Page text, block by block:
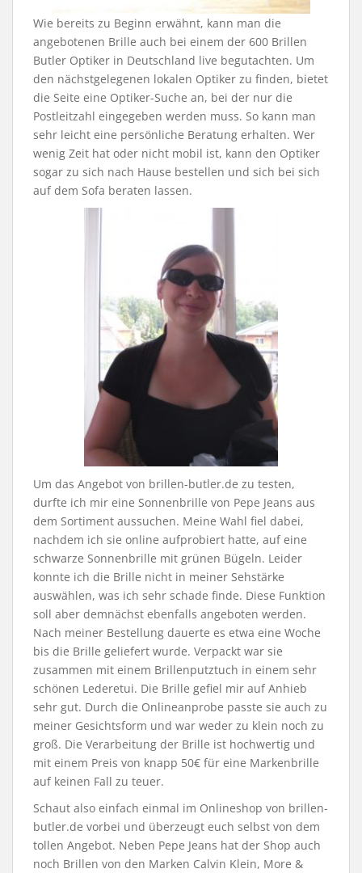
Wie bereits zu Beginn erwähnt, kann man die
angebotenen Brille auch bei einem der 600 Brillen
Butler Optiker in Deutschland live begutachten. Um
den nächstgelegenen lokalen Optiker zu finden, bietet
die Seite eine Optiker-Suche an, bei der nur die
Postleitzahl eingegeben werden muss. So kann man
sehr leicht eine persönliche Beratung erhalten. Wer
wenig Zeit hat oder nicht mobil ist, kann den Optiker
sogar zu sich nach Hause bestellen und sich bei sich
auf dem Sofa beraten lassen.
Um das Angebot von brillen-butler.de zu testen,
durfte ich mir eine Sonnenbrille von Pepe Jeans aus
dem Sortiment aussuchen. Meine Wahl fiel dabei,
nachdem ich sie online aufprobiert hatte, auf eine
schwarze Sonnenbrille mit grünen Bügeln. Leider
konnte ich die Brille nicht in meiner Sehstärke
auswählen, was ich sehr schade finde. Diese Funktion
soll aber demnächst ebenfalls angeboten werden.
Nach meiner Bestellung dauerte es etwa eine Woche
bis die Brille geliefert wurde. Verpackt war sie
zusammen mit einem Brillenputztuch in einem sehr
schönen Lederetui. Die Brille gefiel mir auf Anhieb
sehr gut. Durch die Onlineanprobe passte sie auch zu
meiner Gesichtsform und war weder zu klein noch zu
groß. Die Verarbeitung der Brille ist hochwertig und
mit einem Preis von knapp 50€ für eine Markenbrille
auf keinen Fall zu teuer.
Schaut also einfach einmal im Onlineshop von brillen-
butler.de vorbei und überzeugt euch selbst von dem
tollen Angebot. Neben Pepe Jeans hat der Shop auch
noch Brillen von den Marken Calvin Klein, More &